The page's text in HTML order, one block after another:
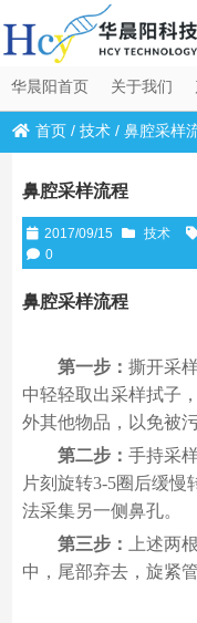
华晨阳首页 关于我们
首页 /技术 /鼻腔采样
鼻腔采样流程
2017/09/15 技术
0
鼻腔采样流程
第一步： 撕开采
中轻轻取出采样拭子
外其他物品，以免被污
第二步： 手持采
片刻旋转3-5圈后缓
法采集另一侧鼻孔。
第三步：
上述两
中，尾部弃去，旋紧